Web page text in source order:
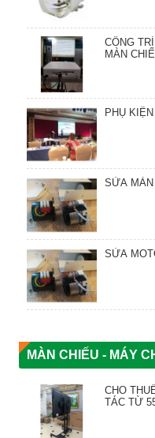
CÔNG
MÀN
PHỤ
SỬA MÀN
SỬA
MÀN CHIẾU - MÁY
CHO
TÁC TỪ